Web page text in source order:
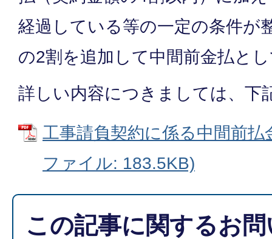
経過している等の一定の条件が
の2割を追加して中間前金払と
詳しい内容につきましては、下
工事請負契約に係る中間前
ファイル: 183.5KB)
この記事に関するお